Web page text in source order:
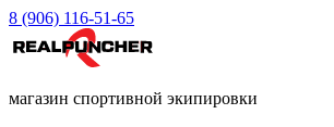
8 (906) 116-51-65
магазин спортивной экипировки